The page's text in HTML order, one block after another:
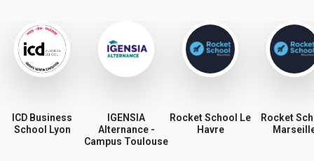
ICD Business
School Lyon
IGENSIA
Alternance -
Campus Toulouse
Rocket School Le
Havre
Rocket